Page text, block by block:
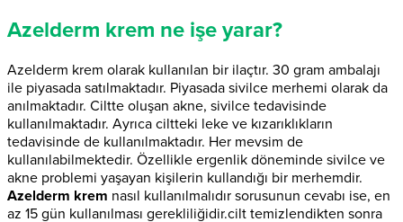
Azelderm krem ne işe yarar?
Azelderm krem olarak kullanılan bir ilaçtır. 30 gram ambalajı
ile piyasada satılmaktadır. Piyasada sivilce merhemi olarak da
anılmaktadır. Ciltte oluşan akne, sivilce tedavisinde
kullanılmaktadır. Ayrıca ciltteki leke ve kızarıklıkların
tedavisinde de kullanılmaktadır. Her mevsim de
kullanılabilmektedir. Özellikle ergenlik döneminde sivilce ve
akne problemi yaşayan kişilerin kullandığı bir merhemdir.
Azelderm krem nasıl kullanılmalıdır sorusunun cevabı ise, en
az 15 gün kullanılması gerekliliğidir.cilt temizlendikten sonra